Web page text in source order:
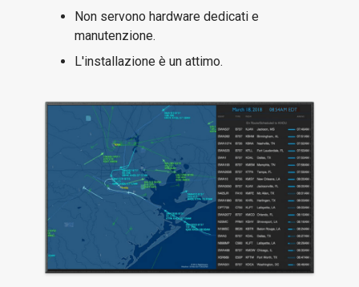
Non servono hardware dedicati e
manutenzione.
L'installazione è un attimo.